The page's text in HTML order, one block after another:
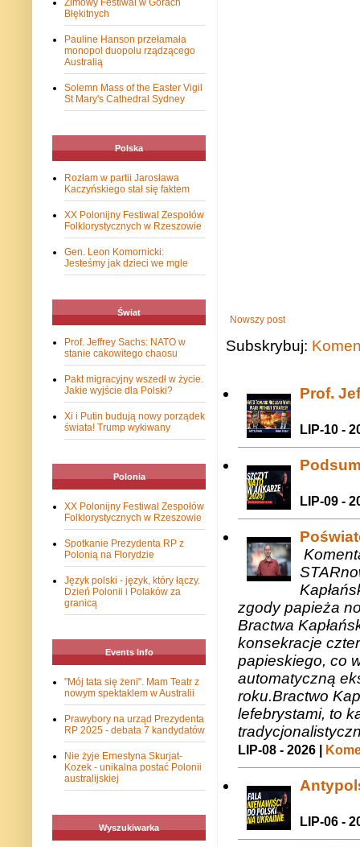
Nowszy post
Subskrybuj:
Prof.
LIP-10 -
LIP-09 -
zgody papieża
Bractwa
konsekracje
papieskiego, co
automatyczną
roku.Bractwo
lefebrystami, to
LIP-08 - 2026 |
LIP-06 -
Zimowy Festiwal w Górach
Błękitnych
Pauline Hanson przełamała
monopol duopolu rządzącego
Australią
Solemn Mass of the Easter Vigil
St Mary's Cathedral Sydney
Polska
Rozłam w partii Jarosława
Kaczyńskiego stał się faktem
XX Polonijny Festiwal Zespołów
Folklorystycznych w Rzeszowie
Gen. Leon Komornicki:
Jesteśmy jak dzieci we mgle
Świat
Prof. Jeffrey Sachs: NATO w
stanie cakowitego chaosu
Pakt migracyjny wszedł w życie.
Jakie wyjście dla Polski?
Xi i Putin budują nowy porządek
świata! Trump wykiwany
Polonia
XX Polonijny Festiwal Zespołów
Folklorystycznych w Rzeszowie
Spotkanie Prezydenta RP z
Polonią na Florydzie
Język polski - język, który łączy.
Dzień Polonii i Polaków za
granicą
Events Info
"Mój tata się żeni". Mam Teatr z
nowym spektaklem w Australii
Prawybory na urząd Prezydenta
RP 2025 - debata 7 kandydatów
Nie żyje Ernestyna Skurjat-
Kozek - unikalna postać Polonii
australijskiej
Wyszukiwarka